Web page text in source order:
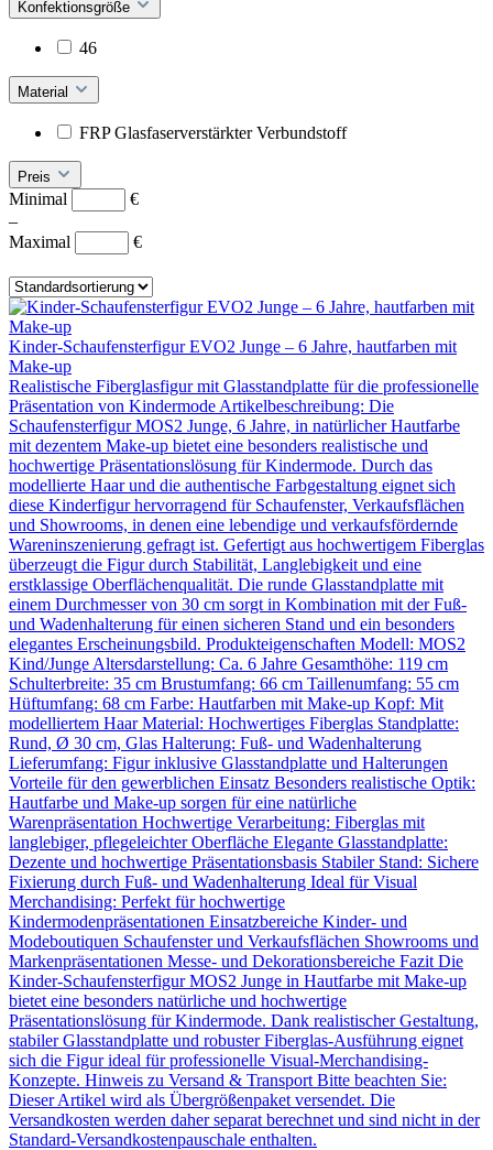
Konfektionsgröße
46
Material
FRP Glasfaserverstärkter Verbundstoff
Preis
Minimal
€
–
Maximal
€
Kinder-Schaufensterfigur EVO2 Junge – 6 Jahre, hautfarben mit
Make-up
Realistische Fiberglasfigur mit Glasstandplatte für die professionelle
Präsentation von Kindermode Artikelbeschreibung: Die
Schaufensterfigur MOS2 Junge, 6 Jahre, in natürlicher Hautfarbe
mit dezentem Make-up bietet eine besonders realistische und
hochwertige Präsentationslösung für Kindermode. Durch das
modellierte Haar und die authentische Farbgestaltung eignet sich
diese Kinderfigur hervorragend für Schaufenster, Verkaufsflächen
und Showrooms, in denen eine lebendige und verkaufsfördernde
Wareninszenierung gefragt ist. Gefertigt aus hochwertigem Fiberglas
überzeugt die Figur durch Stabilität, Langlebigkeit und eine
erstklassige Oberflächenqualität. Die runde Glasstandplatte mit
einem Durchmesser von 30 cm sorgt in Kombination mit der Fuß-
und Wadenhalterung für einen sicheren Stand und ein besonders
elegantes Erscheinungsbild. Produkteigenschaften Modell: MOS2
Kind/Junge Altersdarstellung: Ca. 6 Jahre Gesamthöhe: 119 cm
Schulterbreite: 35 cm Brustumfang: 66 cm Taillenumfang: 55 cm
Hüftumfang: 68 cm Farbe: Hautfarben mit Make-up Kopf: Mit
modelliertem Haar Material: Hochwertiges Fiberglas Standplatte:
Rund, Ø 30 cm, Glas Halterung: Fuß- und Wadenhalterung
Lieferumfang: Figur inklusive Glasstandplatte und Halterungen
Vorteile für den gewerblichen Einsatz Besonders realistische Optik:
Hautfarbe und Make-up sorgen für eine natürliche
Warenpräsentation Hochwertige Verarbeitung: Fiberglas mit
langlebiger, pflegeleichter Oberfläche Elegante Glasstandplatte:
Dezente und hochwertige Präsentationsbasis Stabiler Stand: Sichere
Fixierung durch Fuß- und Wadenhalterung Ideal für Visual
Merchandising: Perfekt für hochwertige
Kindermodenpräsentationen Einsatzbereiche Kinder- und
Modeboutiquen Schaufenster und Verkaufsflächen Showrooms und
Markenpräsentationen Messe- und Dekorationsbereiche Fazit Die
Kinder-Schaufensterfigur MOS2 Junge in Hautfarbe mit Make-up
bietet eine besonders natürliche und hochwertige
Präsentationslösung für Kindermode. Dank realistischer Gestaltung,
stabiler Glasstandplatte und robuster Fiberglas-Ausführung eignet
sich die Figur ideal für professionelle Visual-Merchandising-
Konzepte. Hinweis zu Versand & Transport Bitte beachten Sie:
Dieser Artikel wird als Übergrößenpaket versendet. Die
Versandkosten werden daher separat berechnet und sind nicht in der
Standard-Versandkostenpauschale enthalten.